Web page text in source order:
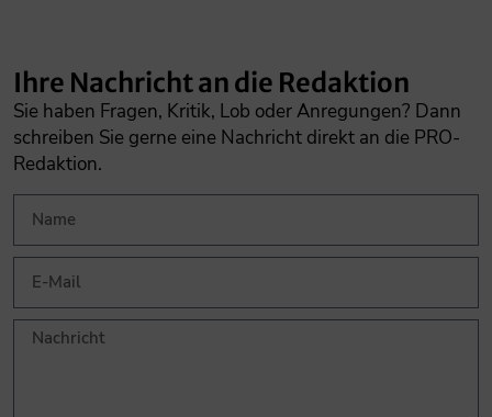
Ihre Nachricht an die Redaktion
Sie haben Fragen, Kritik, Lob oder Anregungen? Dann
schreiben Sie gerne eine Nachricht direkt an die PRO-
Redaktion.